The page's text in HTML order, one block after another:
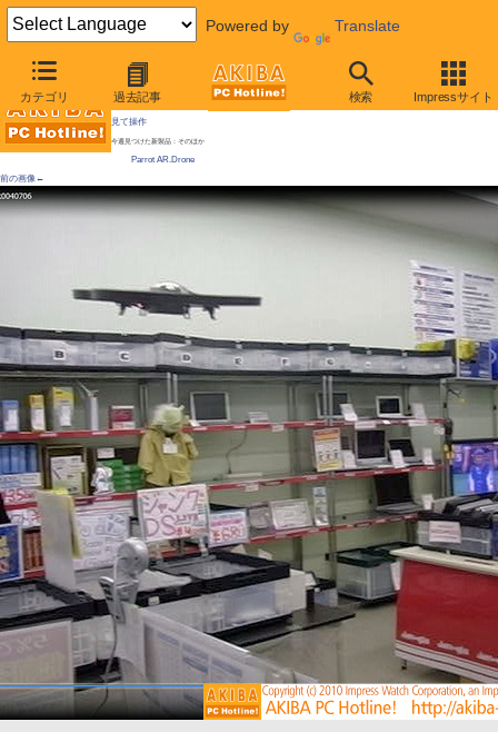
Powered by Translate
カテゴリ 過去記事 検索 Impressサイト
AKIBA PC Hotline! 2010年11月6日号
[拡大画像]iPhoneで操縦する無線ヘリ「AR.Drone」が直輸入で販売、空撮映像をリアルタイムで
見て操作
今週見つけた新製品：そのほか
Parrot AR.Drone
前の画像←